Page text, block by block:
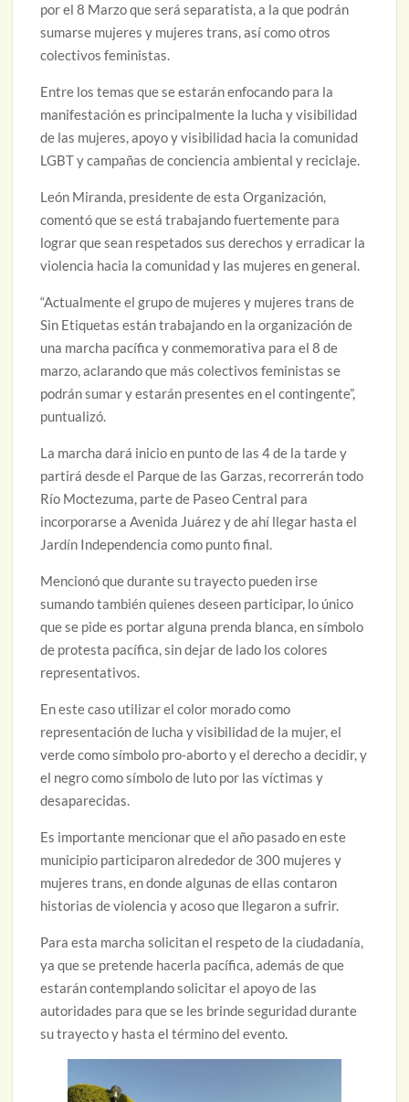
por el 8 Marzo que será separatista, a la que podrán
sumarse mujeres y mujeres trans, así como otros
colectivos feministas.
Entre los temas que se estarán enfocando para la
manifestación es principalmente la lucha y visibilidad
de las mujeres, apoyo y visibilidad hacia la comunidad
LGBT y campañas de conciencia ambiental y reciclaje.
León Miranda, presidente de esta Organización,
comentó que se está trabajando fuertemente para
lograr que sean respetados sus derechos y erradicar la
violencia hacia la comunidad y las mujeres en general.
“Actualmente el grupo de mujeres y mujeres trans de
Sin Etiquetas están trabajando en la organización de
una marcha pacífica y conmemorativa para el 8 de
marzo, aclarando que más colectivos feministas se
podrán sumar y estarán presentes en el contingente”,
puntualizó.
La marcha dará inicio en punto de las 4 de la tarde y
partirá desde el Parque de las Garzas, recorrerán todo
Río Moctezuma, parte de Paseo Central para
incorporarse a Avenida Juárez y de ahí llegar hasta el
Jardín Independencia como punto final.
Mencionó que durante su trayecto pueden irse
sumando también quienes deseen participar, lo único
que se pide es portar alguna prenda blanca, en símbolo
de protesta pacífica, sin dejar de lado los colores
representativos.
En este caso utilizar el color morado como
representación de lucha y visibilidad de la mujer, el
verde como símbolo pro-aborto y el derecho a decidir, y
el negro como símbolo de luto por las víctimas y
desaparecidas.
Es importante mencionar que el año pasado en este
municipio participaron alrededor de 300 mujeres y
mujeres trans, en donde algunas de ellas contaron
historias de violencia y acoso que llegaron a sufrir.
Para esta marcha solicitan el respeto de la ciudadanía,
ya que se pretende hacerla pacífica, además de que
estarán contemplando solicitar el apoyo de las
autoridades para que se les brinde seguridad durante
su trayecto y hasta el término del evento.